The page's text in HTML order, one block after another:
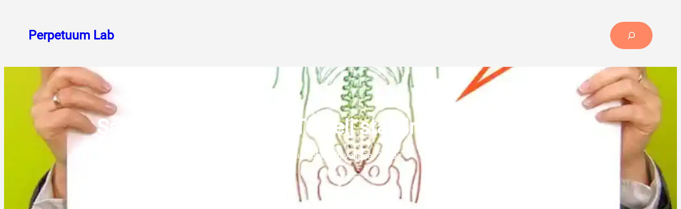
sadržajaPerpetuum Lab Search
Sakrum i trtična kost: Temelj stabilnosti ljudskog tijela
Datum objave: 6 veljače, 2026